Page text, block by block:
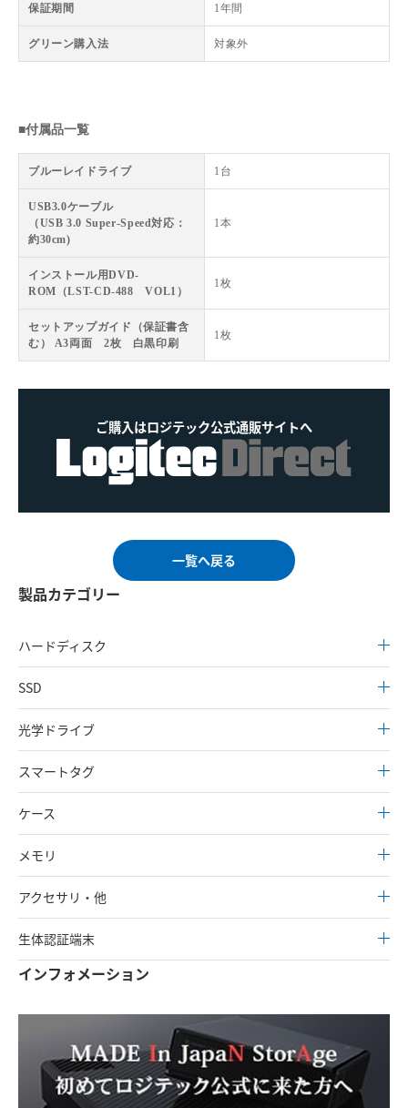
保証期間 1年間
グリーン購入法 対象外
■付属品一覧
ブルーレイドライブ 1台
USB3.0ケーブル
（USB 3.0 Super-Speed対応：
約30cm)
1本
インストール用DVD-
ROM（LST-CD-488 VOL1）
1枚
セットアップガイド（保証書含
む） A3両面 2枚 白黒印刷
1枚
ご購入はロジテック公式通販サイトへ
一覧へ戻る
製品カテゴリー
ハードディスク
SSD
光学ドライブ
スマートタグ
ケース
メモリ
アクセサリ・他
生体認証端末
インフォメーション